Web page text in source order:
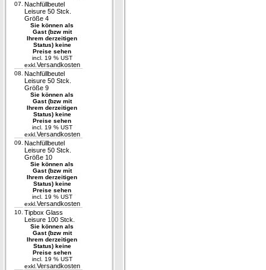
07. Nachfüllbeutel
Leisure 50 Stck.
Größe 4
Sie können als
Gast (bzw mit
Ihrem derzeitigen
Status) keine
Preise sehen
incl. 19 % UST
exkl. Versandkosten
08. Nachfüllbeutel
Leisure 50 Stck.
Größe 9
Sie können als
Gast (bzw mit
Ihrem derzeitigen
Status) keine
Preise sehen
incl. 19 % UST
exkl. Versandkosten
09. Nachfüllbeutel
Leisure 50 Stck.
Größe 10
Sie können als
Gast (bzw mit
Ihrem derzeitigen
Status) keine
Preise sehen
incl. 19 % UST
exkl. Versandkosten
10. Tipbox Glass
Leisure 100 Stck.
Sie können als
Gast (bzw mit
Ihrem derzeitigen
Status) keine
Preise sehen
incl. 19 % UST
exkl. Versandkosten